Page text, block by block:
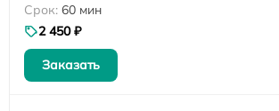
60 мин
2 450 ₽
Заказать